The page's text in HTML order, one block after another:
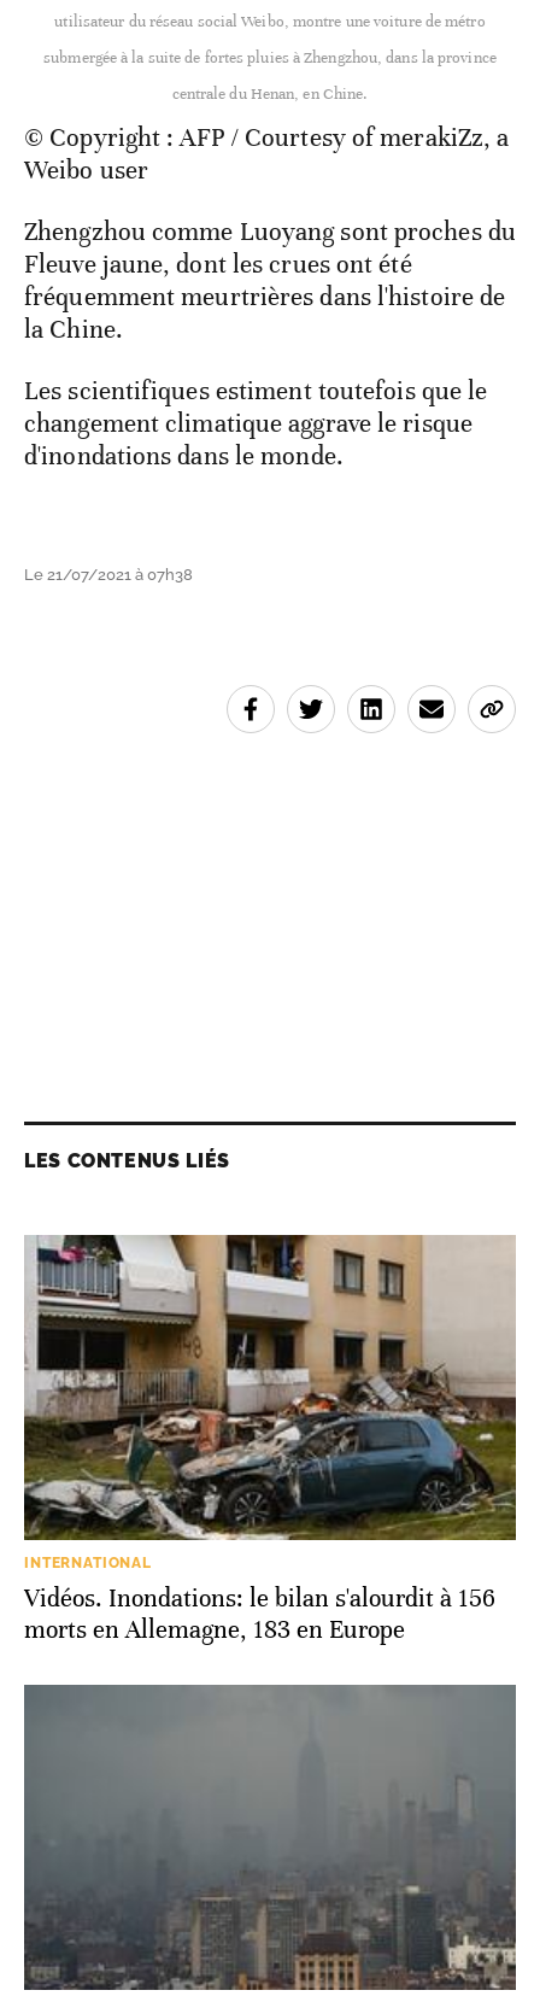
utilisateur du réseau social Weibo, montre une voiture de métro
submergée à la suite de fortes pluies à Zhengzhou, dans la province
centrale du Henan, en Chine.
© Copyright : AFP / Courtesy of merakiZz, a
Weibo user
Zhengzhou comme Luoyang sont proches du
Fleuve jaune, dont les crues ont été
fréquemment meurtrières dans l'histoire de
la Chine.
Les scientifiques estiment toutefois que le
changement climatique aggrave le risque
d'inondations dans le monde.
Le 21/07/2021 à 07h38
LES CONTENUS LIÉS
INTERNATIONAL
Vidéos. Inondations: le bilan s'alourdit à 156
morts en Allemagne, 183 en Europe